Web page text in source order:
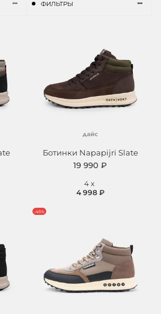
ФИЛЬТРЫ
Ботинки Napapijri Slate
19 990 ₽
4 x
4 998 ₽
-45%